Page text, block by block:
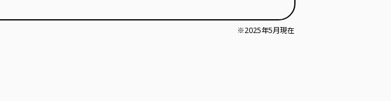
※2025年5月現在